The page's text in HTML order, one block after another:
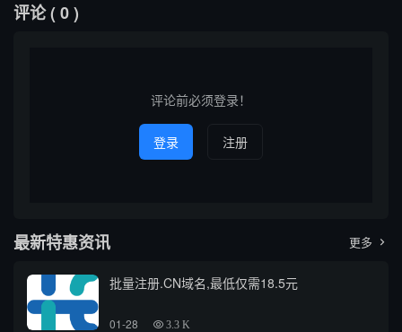
时，经常混淆域名查询平台与
OLX等二手交易平台。本文将
评论( 0 )
评论前必须登录！
登录 注册
最新特惠资讯 更多 
批量注册.CN域名,最低仅需18.5元
01-28 3.3 K